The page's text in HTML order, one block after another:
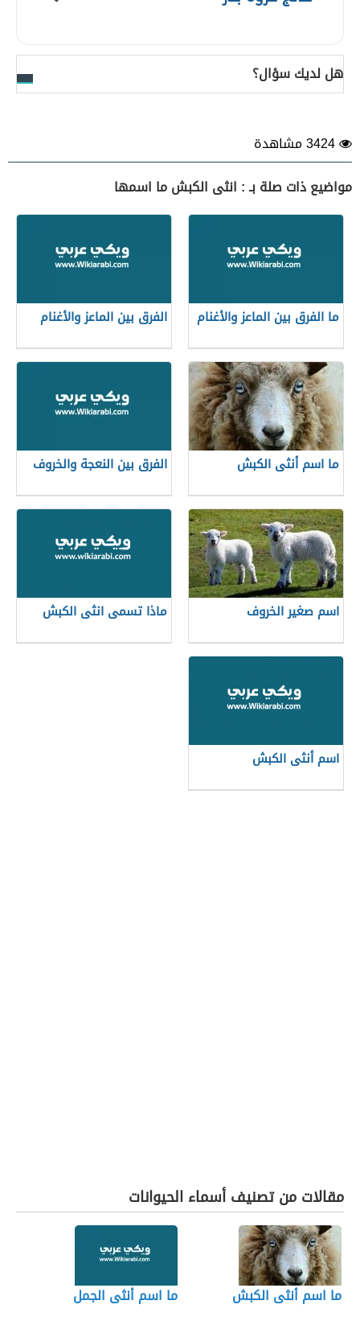
هل لديك سؤال؟
مواضيع ذات صلة بـ : انثى الكبش ما اسمها
ما الفرق بين الماعز والأغنام الفرق بين الماعز والأغنام
ما اسم أنثى الكبش الفرق بين النعجة والخروف
اسم صغير الخروف ماذا تسمى انثى الكبش
اسم أنثى الكبش
مقالات من تصنيف أسماء الحيوانات
ما اسم أنثى الكبش ما اسم أنثى الجمل